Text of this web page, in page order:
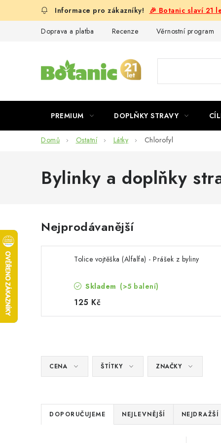
🎉 Botanic slaví 21
Doprava a platba Recenze Věrnostní program
PREMIUM DOPLŇKY STRAVY
Domů Ostatní Látky Chlorofyl
Bylinky a doplňky
Nejprodávanější
Tolice vojtěška (Alfalfa) - Prášek z byliny
Skladem (>5 balení)
125 Kč
CENA ŠTÍTKY ZNAČKY
Ř
a
DOPORUČUJEME NEJLEVNĚJŠÍ NEJDRAŽŠÍ